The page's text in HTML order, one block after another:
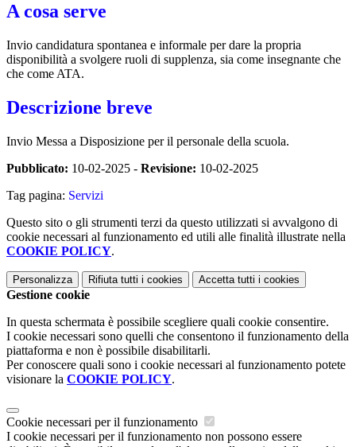
A cosa serve
Invio candidatura spontanea e informale per dare la propria
disponibilità a svolgere ruoli di supplenza, sia come insegnante che
che come ATA.
Descrizione breve
Invio Messa a Disposizione per il personale della scuola.
Pubblicato: 10-02-2025 - Revisione: 10-02-2025
Tag pagina: Servizi
Questo sito o gli strumenti terzi da questo utilizzati si avvalgono di
cookie necessari al funzionamento ed utili alle finalità illustrate nella
COOKIE POLICY.
Personalizza Rifiuta tutti i cookies Accetta tutti i cookies
Gestione cookie
In questa schermata è possibile scegliere quali cookie consentire.
I cookie necessari sono quelli che consentono il funzionamento della
piattaforma e non è possibile disabilitarli.
Per conoscere quali sono i cookie necessari al funzionamento potete
visionare la COOKIE POLICY.
Cookie necessari per il funzionamento
I cookie necessari per il funzionamento non possono essere